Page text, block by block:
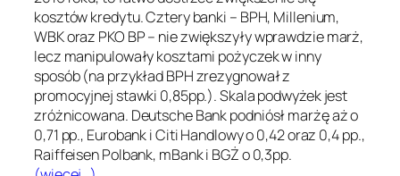
kosztów kredytu. Cztery banki – BPH, Millenium,
WBK oraz PKO BP – nie zwiększyły wprawdzie marż,
lecz manipulowały kosztami pożyczek w inny
sposób (na przykład BPH zrezygnował z
promocyjnej stawki 0,85pp.). Skala podwyżek jest
zróżnicowana. Deutsche Bank podniósł marżę aż o
0,71 pp., Eurobank i Citi Handlowy o 0,42 oraz 0,4 pp.,
Raiffeisen Polbank, mBank i BGŻ o 0,3pp.